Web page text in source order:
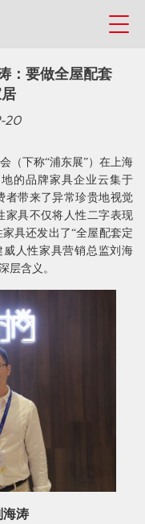
：要做全屋配套
20
（下称“浦东展”）在上海
的品牌家具企业云集于
者带来了异常珍贵地视觉
家具不仅将人性二字表现
具还发出了“全屋配套定
人性家具营销总监刘海
层含义。
海涛